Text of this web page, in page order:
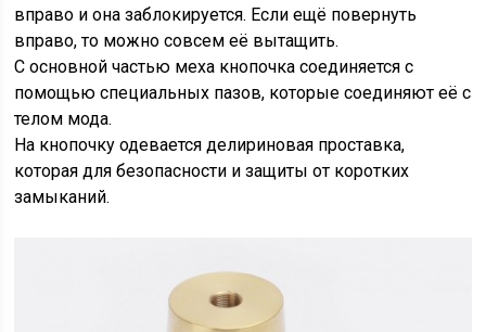
вправо и она заблокируется. Если ещё повернуть
вправо, то можно совсем её вытащить.
С основной частью меха кнопочка соединяется с
помощью специальных пазов, которые соединяют её с
телом мода.
На кнопочку одевается делириновая проставка,
которая для безопасности и защиты от коротких
замыканий.